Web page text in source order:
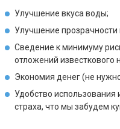
Улучшение вкуса воды;
Улучшение прозрачности
Сведение к минимуму
отложений известкового
Экономия денег (не
Удобство использования
страха, что мы забудем